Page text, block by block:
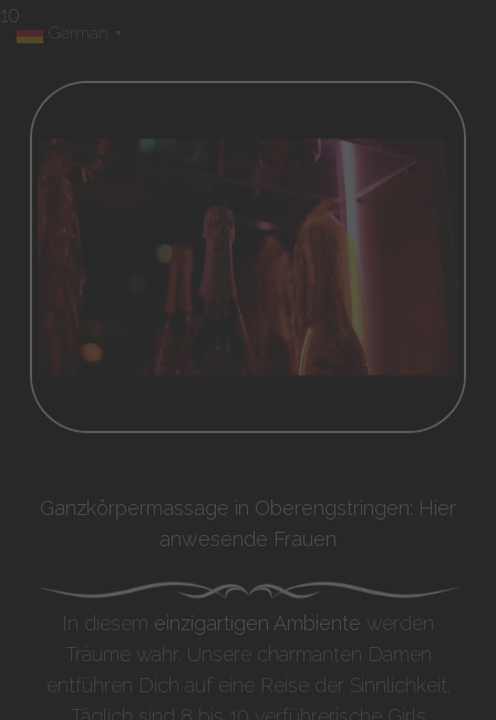
10
Ganzkörpermassage in Oberengstringen: Hier
anwesende Frauen
In diesem einzigartigen Ambiente werden
Träume wahr. Unsere charmanten Damen
entführen Dich auf eine Reise der Sinnlichkeit.
German